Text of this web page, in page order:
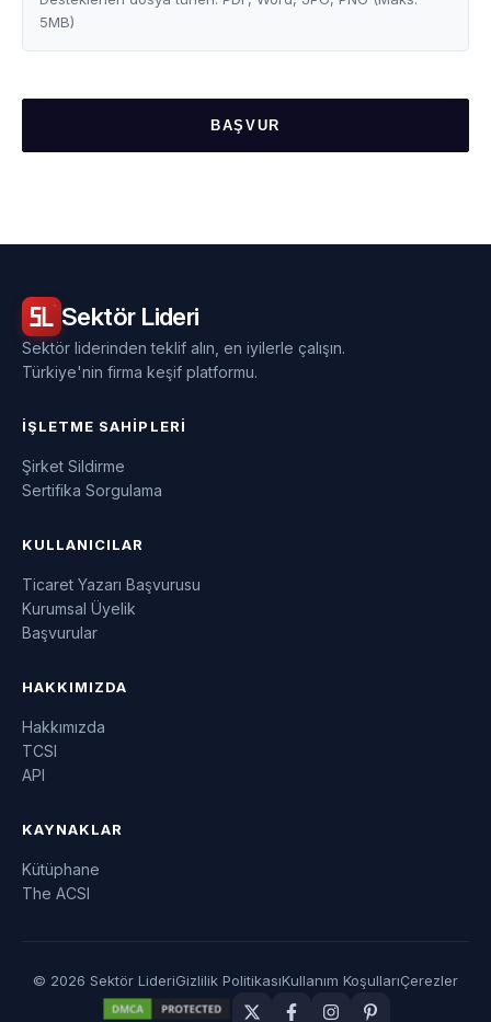
5MB)
BAŞVUR
Sektör Lideri
Sektör liderinden teklif alın, en iyilerle çalışın.
Türkiye'nin firma keşif platformu.
İŞLETME SAHIPLERI
Şirket Sildirme
Sertifika Sorgulama
KULLANICILAR
Ticaret Yazarı Başvurusu
Kurumsal Üyelik
Başvurular
HAKKIMIZDA
Hakkımızda
TCSI
API
KAYNAKLAR
Kütüphane
The ACSI
© 2026 Sektör LideriGizlilik PolitikasıKullanım KoşullarıÇerezler